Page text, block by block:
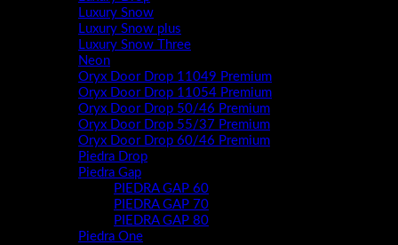
Luxury Snow
Luxury Snow plus
Luxury Snow Three
Neon
Oryx Door Drop 11049 Premium
Oryx Door Drop 11054 Premium
Oryx Door Drop 50/46 Premium
Oryx Door Drop 55/37 Premium
Oryx Door Drop 60/46 Premium
Piedra Drop
Piedra Gap
PIEDRA GAP 60
PIEDRA GAP 70
PIEDRA GAP 80
Piedra One